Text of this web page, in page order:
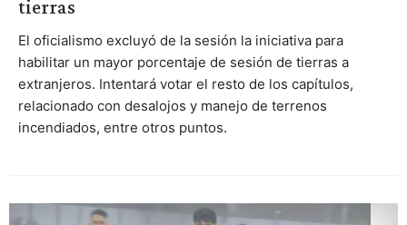
tierras
El oficialismo excluyó de la sesión la iniciativa para
habilitar un mayor porcentaje de sesión de tierras a
extranjeros. Intentará votar el resto de los capítulos,
relacionado con desalojos y manejo de terrenos
incendiados, entre otros puntos.